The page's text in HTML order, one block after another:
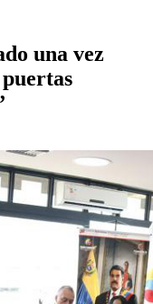
una vez
puertas